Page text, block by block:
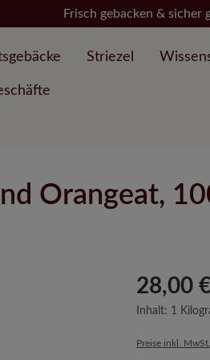
Frisch gebacken & sicher
Striezel
Orangeat,
28,00
Inhalt: 1
Preise inkl.